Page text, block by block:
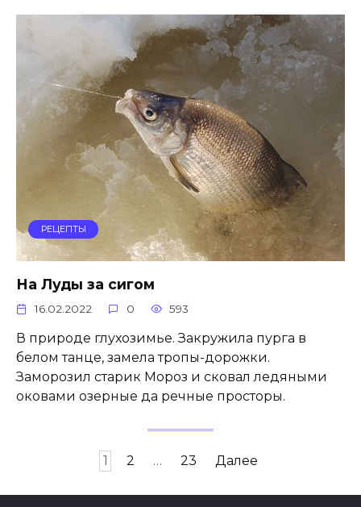
РЕЦЕПТЫ
На Луды за сигом
16.02.2022 0 593
В природе глухозимье. Закружила пурга в
белом танце, замела тропы-дорожки.
Заморозил старик Мороз и сковал ледяными
оковами озерные да речные просторы.
записям
1 2 … 23 Далее